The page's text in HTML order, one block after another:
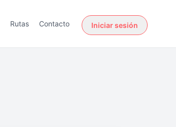
Rutas Contacto Iniciar sesión